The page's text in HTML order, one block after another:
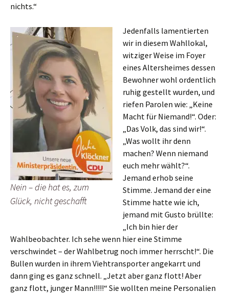
nichts.“
Nein – die hat es, zum
Glück, nicht geschafft
Jedenfalls lamentierten
wir in diesem Wahllokal,
witziger Weise im Foyer
eines Altersheimes dessen
Bewohner wohl ordentlich
ruhig gestellt wurden, und
riefen Parolen wie: „Keine
Macht für Niemand!“. Oder:
„Das Volk, das sind wir!“.
„Was wollt ihr denn
machen? Wenn niemand
euch mehr wählt?“.
Jemand erhob seine
Stimme. Jemand der eine
Stimme hatte wie ich,
jemand mit Gusto brüllte:
„Ich bin hier der
Wahlbeobachter. Ich sehe wenn hier eine Stimme
verschwindet – der Wahlbetrug noch immer herrscht!“. Die
Bullen wurden in ihrem Viehtransporter angekarrt und
dann ging es ganz schnell. „Jetzt aber ganz flott! Aber
ganz flott, junger Mann!!!!!“ Sie wollten meine Personalien